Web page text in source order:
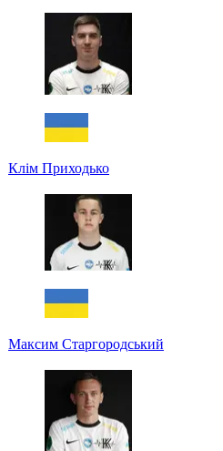
Клім Приходько
Максим Старгородський